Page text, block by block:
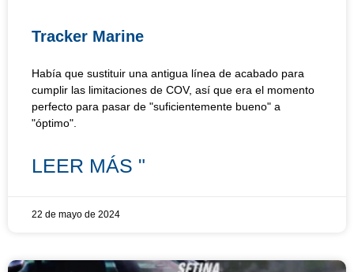
Tracker Marine
Había que sustituir una antigua línea de acabado para
cumplir las limitaciones de COV, así que era el momento
perfecto para pasar de "suficientemente bueno" a
"óptimo".
LEER MÁS "
22 de mayo de 2024